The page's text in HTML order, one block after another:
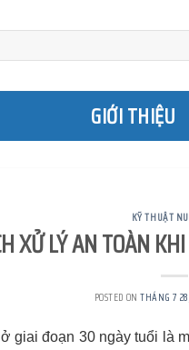
GIỚI THIỆU
KỸ THUẬT
XỬ LÝ AN TOÀN
POSTED ONTHÁNG 7
giai đoạn 30 ngày tuổi là